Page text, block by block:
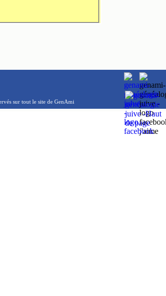
tout le site de GenAmi